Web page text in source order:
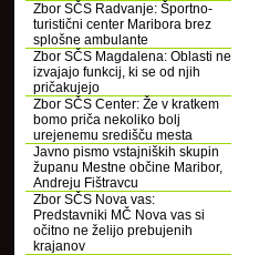
Zbor SČS Radvanje: Športno-
turistični center Maribora brez
splošne ambulante
Zbor SČS Magdalena: Oblasti ne
izvajajo funkcij, ki se od njih
pričakujejo
Zbor SČS Center: Že v kratkem
bomo priča nekoliko bolj
urejenemu središču mesta
Javno pismo vstajniških skupin
županu Mestne občine Maribor,
Andreju Fištravcu
Zbor SČS Nova vas:
Predstavniki MČ Nova vas si
očitno ne želijo prebujenih
krajanov